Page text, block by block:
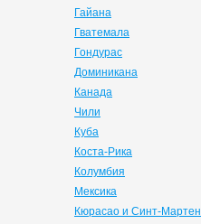
Гайана
Гватемала
Гондурас
Доминикана
Канада
Чили
Куба
Коста-Рика
Колумбия
Мексика
Кюрасао и Синт-Мартен